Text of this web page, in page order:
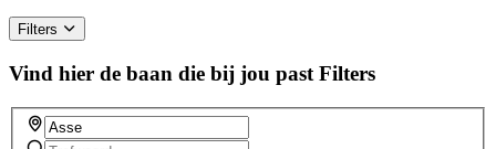
Filters
Vind hier de baan die bij jou past Filters